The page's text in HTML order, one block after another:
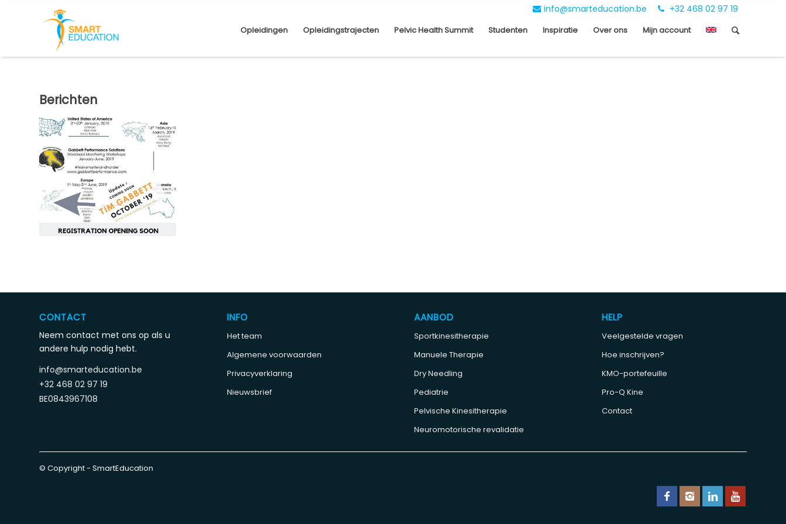
info@smarteducation.be +32 468 02 97 19
Opleidingen Opleidingstrajecten Pelvic Health Summit Studenten Inspiratie Over ons Mijn account
Berichten
CONTACT
Neem contact met ons op als u
andere hulp nodig hebt.
info@smarteducation.be
+32 468 02 97 19
BE0843967108
INFO
Het team
Algemene voorwaarden
Privacyverklaring
Nieuwsbrief
AANBOD
Sportkinesitherapie
Manuele Therapie
Dry Needling
Pediatrie
Pelvische Kinesitherapie
Neuromotorische revalidatie
HELP
Veelgestelde vragen
Hoe inschrijven?
KMO-portefeuille
Pro-Q Kine
Contact
© Copyright - SmartEducation